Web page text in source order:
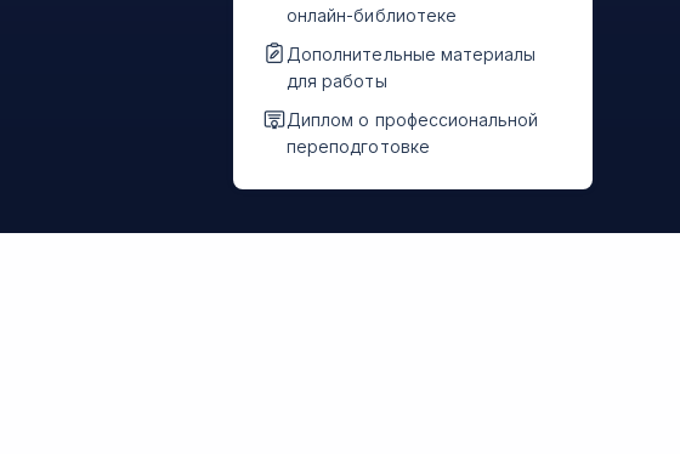
онлайн-библиотеке
Дополнительные материалы
для работы
Диплом о профессиональной
переподготовке